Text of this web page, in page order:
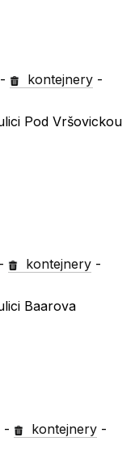
- kontejnery -
Pod Vršovickou
- kontejnery -
Baarova
- kontejnery -